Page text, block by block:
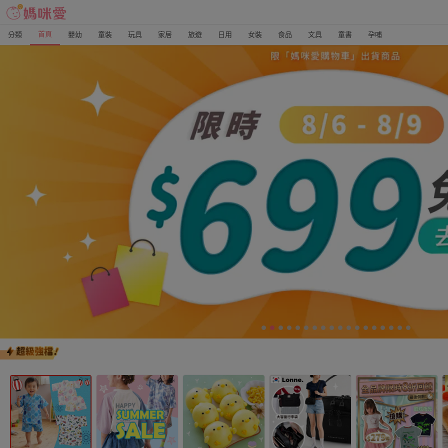
分類 首頁 嬰幼 童裝 玩具 家居 旅遊 日用 女裝 食品 文具 童書 孕哺